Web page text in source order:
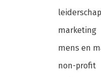
leiderschap
marketing
mens en
non-profit